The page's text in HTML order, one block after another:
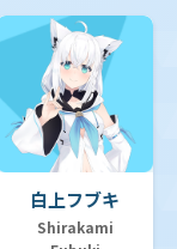
上フブキ」
白上フブキ
Shirakami